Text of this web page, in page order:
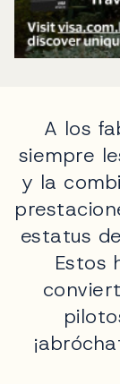
A los
siempre
y la
estatus
Estos